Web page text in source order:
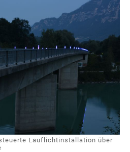
Lauflichtinstallation über